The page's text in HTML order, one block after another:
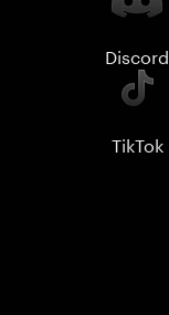
Discord
TikTok